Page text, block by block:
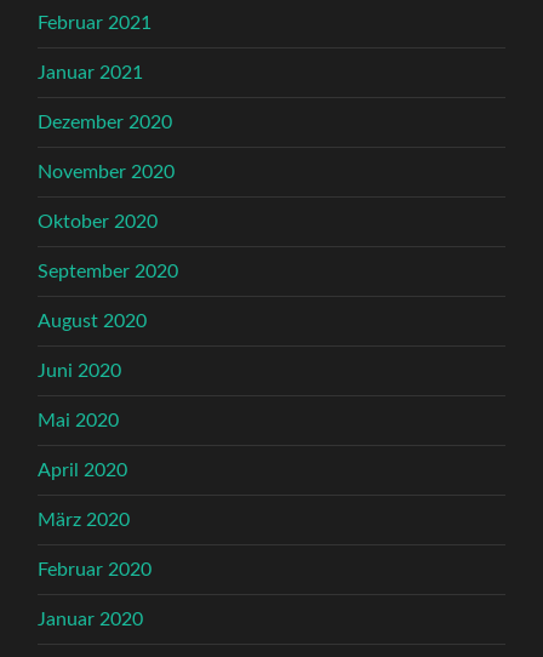
Februar 2021
Januar 2021
Dezember 2020
November 2020
Oktober 2020
September 2020
August 2020
Juni 2020
Mai 2020
April 2020
März 2020
Februar 2020
Januar 2020